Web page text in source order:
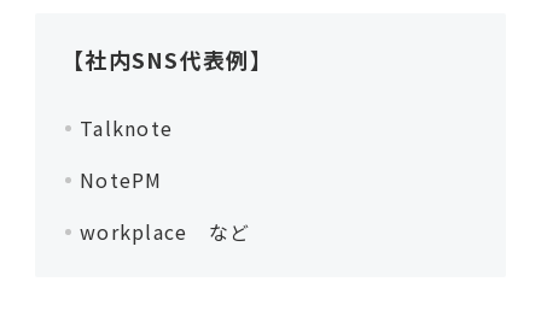
【社内SNS代表例】
Talknote
NotePM
workplace など